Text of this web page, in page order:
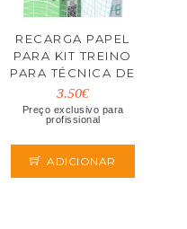
RECARGA PAPEL
PARA KIT TREINO
PARA TÉCNICA DE
CORTE BASIC
EUROSTIL
3.50€
Preço exclusivo para
profissional
ADICIONAR